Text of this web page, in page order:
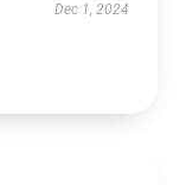
Dec 1, 2024